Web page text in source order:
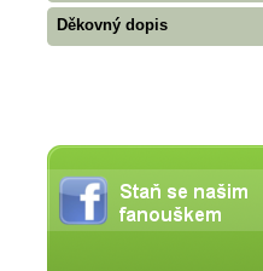
Děkovný dopis